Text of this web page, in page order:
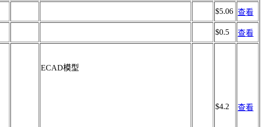
$5.06 查看
$0.5 查看
ECAD模型
$4.2 查看